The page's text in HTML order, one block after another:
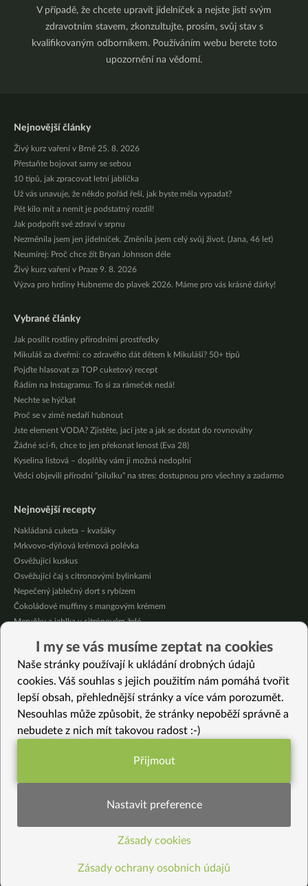
V případě, že chcete upravit jídelníček a nejste jistí svým
zdravotním stavem, zkonzultujte, prosím, svůj stav s
kvalifikovaným odborníkem. Používáním webu berete toto
upozornění na vědomí.
Nejnovější články
Živý kurz vaření v Brně 25. 8. 2026
Přestaňte bojovat samy se sebou
10 tipů, jak zpracovat letní jablíčka
Už vás unavuje, že někdo pořád řeší, jak byste měla vypadat?
Pět kilo mít a nemít je podstatný rozdíl!
Jak podpořit své zdraví v srpnu
Nezměnila jsem jen jídelníček. Změnila jsem celý svůj život. (Jana, 46 let)
Neumírej: Proč chce žít Bryan Johnson déle
Živý kurz vaření v Praze 9. 8. 2026
Výzva pro hrdiny Hubneme do plavek 2026. Máme pro vás krásné dárky!
Vybrané články
Jak posílit rostliny přírodními prostředky
Mikuláš za dveřmi: co zdravého dát dětem k Mikuláši? 50+ tipů
Pojďte hlasovat za TOP cuketový recept
Řádím na Instagramu: To si za rámeček nedá!
Nechte se hýčkat
Proč se v zimě nedaří hubnout
Jste element VODA? Zjistěte, jací jste a jak se dostat do rovnováhy
Žádné sci-fi, chce to jen překonat lenost (Eva 28)
Kyselina listová – doplňky vám ji možná nedoplní
Vědci objevili přírodní “pilulku” na stres: dostupnou pro všechny a zadarmo
Nejnovější recepty
Nakládaná cuketa – kvašáky
Mrkvovo-dýňová krémová polévka
Osvěžující kuskus
Osvěžující čaj s citronovými bylinkami
Nepečený jablečný dort s rybízem
Čokoládové muffiny s mangovým krémem
Meruňky a jablka v citrónovém želé
Celozrnná rýže basmati se zeleninou
Citrónové muffiny s borůvkovým krémem
Vybrané recepty
Ořechové košíčky s krémem
Mandlové kurkuma latte s vanilkou
Letní tan tan ramen
Batátové halušky s “bryndzou” a vypraženou “slaninou”
Polévka s česnekovými výhonky
I my se vás musíme zeptat na cookies
Naše stránky používají k ukládání drobných údajů
cookies. Váš souhlas s jejich použitím nám pomáhá tvořit
lepší obsah, přehlednější stránky a více vám porozumět.
Nesouhlas může způsobit, že stránky nepoběží správně a
nebudete z nich mít takovou radost :-)
Funkční nastavení potřebujeme (vždy
Statistiky pro lepší obsah
Přijmout
Nastavit preference
Zásady cookies
Zásady ochrany osobních údajů